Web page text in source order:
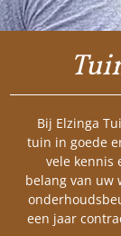
Bij Elzinga
tuin in goede
vele kennis
belang van uw
een jaar